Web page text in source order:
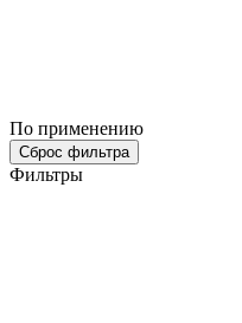
По применению
Сброс фильтра
Фильтры